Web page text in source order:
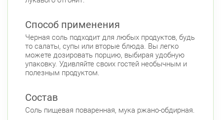
Способ применения
Черная соль подходит для любых продуктов, будь
то салаты, супы или вторые блюда. Вы легко
можете дозировать порцию, выбирая удобную
упаковку. Удивляйте своих гостей необычным и
полезным продуктом.
Состав
Соль пищевая поваренная, мука ржано-обдирная.